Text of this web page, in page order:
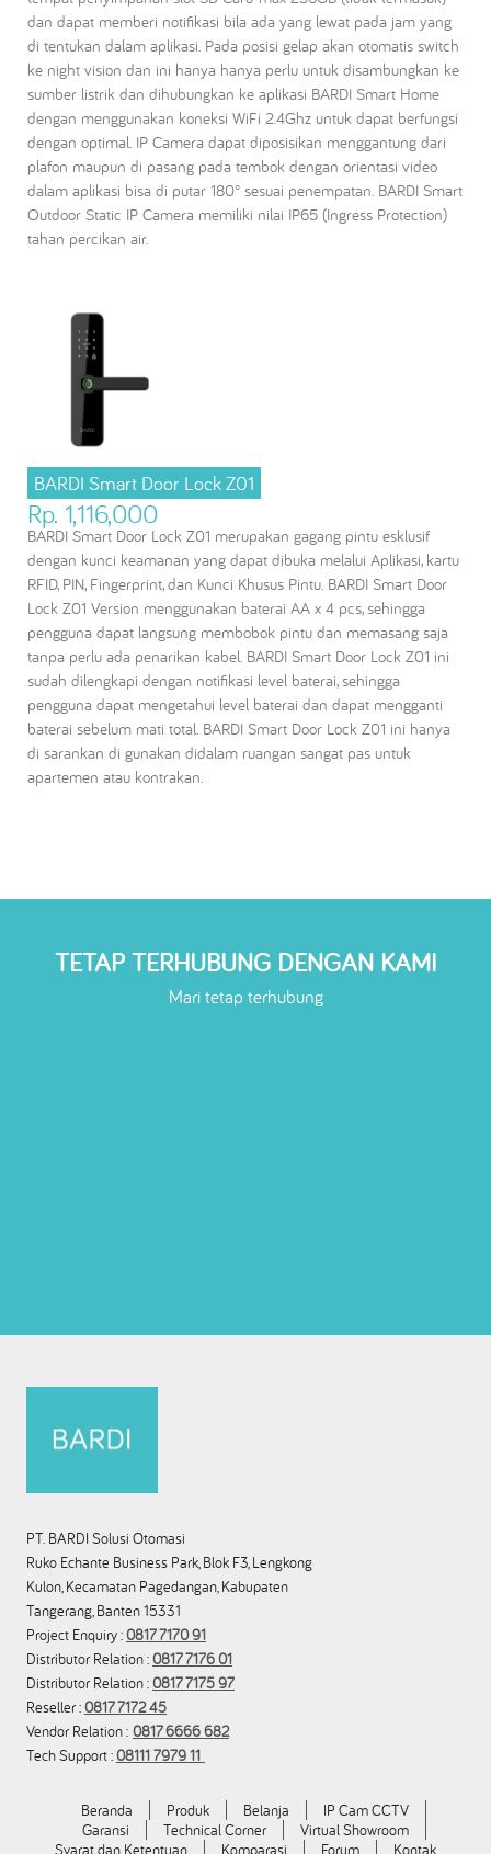
dan dapat memberi notifikasi bila ada yang lewat pada jam yang
di tentukan dalam aplikasi. Pada posisi gelap akan otomatis switch
ke night vision dan ini hanya hanya perlu untuk disambungkan ke
sumber listrik dan dihubungkan ke aplikasi BARDI Smart Home
dengan menggunakan koneksi WiFi 2.4Ghz untuk dapat berfungsi
dengan optimal. IP Camera dapat diposisikan menggantung dari
plafon maupun di pasang pada tembok dengan orientasi video
dalam aplikasi bisa di putar 180° sesuai penempatan. BARDI Smart
Outdoor Static IP Camera memiliki nilai IP65 (Ingress Protection)
tahan percikan air.
BARDI Smart Door Lock Z01
Rp. 1,116,000
BARDI Smart Door Lock Z01 merupakan gagang pintu esklusif
dengan kunci keamanan yang dapat dibuka melalui Aplikasi, kartu
RFID, PIN, Fingerprint, dan Kunci Khusus Pintu. BARDI Smart Door
Lock Z01 Version menggunakan baterai AA x 4 pcs, sehingga
pengguna dapat langsung membobok pintu dan memasang saja
tanpa perlu ada penarikan kabel. BARDI Smart Door Lock Z01 ini
sudah dilengkapi dengan notifikasi level baterai, sehingga
pengguna dapat mengetahui level baterai dan dapat mengganti
baterai sebelum mati total. BARDI Smart Door Lock Z01 ini hanya
di sarankan di gunakan didalam ruangan sangat pas untuk
apartemen atau kontrakan.
TETAP TERHUBUNG DENGAN KAMI
Mari tetap terhubung
PT. BARDI Solusi Otomasi
Ruko Echante Business Park, Blok F3, Lengkong
Kulon, Kecamatan Pagedangan, Kabupaten
Tangerang, Banten 15331
Project Enquiry :0817 7170 91
Distributor Relation :0817 7176 01
Distributor Relation :0817 7175 97
Reseller :0817 7172 45
Vendor Relation : 0817 6666 682
Tech Support :08111 7979 11
Beranda Produk Belanja
IP Cam CCTV
Garansi
Technical Corner
Virtual Showroom
Syarat dan Ketentuan
Komparasi Forum Kontak